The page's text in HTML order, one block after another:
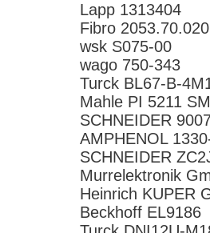
Lapp 1313404
Fibro
wsk S075-00
wago 750-343
Turck BL67-B-
Mahle PI 5211
SCHNEIDER
AMPHENOL
SCHNEIDER
Murrelektronik
Heinrich KUPER
Beckhoff EL9186